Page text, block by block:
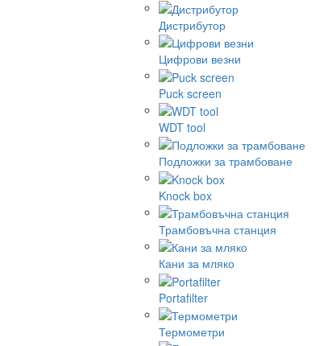
Дистрибутор
Цифрови везни
Puck screen
WDT tool
Подложки за трамбоване
Knock box
Трамбовъчна станция
Кани за мляко
Portafilter
Термометри